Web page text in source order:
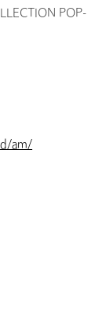
POP-
am/